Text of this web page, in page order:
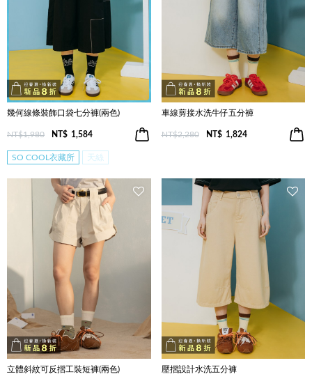
幾何線條裝飾口袋七分褲(兩色)
NT$1,980 NT$ 1,584
SO COOL衣藏所 天絲
車線剪接水洗牛仔五分褲
NT$2,280 NT$ 1,824
立體斜紋可反摺工裝短褲(兩色) 壓摺設計水洗五分褲